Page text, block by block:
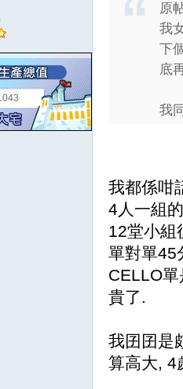
原
我
下
底
我
我都係咁
4人一組
12堂小組
單對單45
CELLO
貴了.
我囝囝是
算高大, 4